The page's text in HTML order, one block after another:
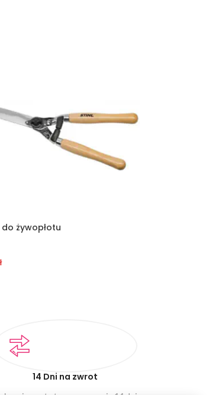
żywopłotu
14 Dni na zwrot